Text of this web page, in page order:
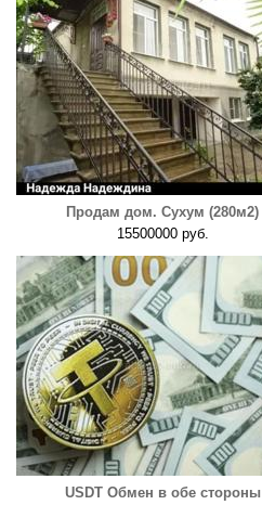
Продам дом. Сухум (280м2)
15500000 руб.
USDT Обмен в обе стороны